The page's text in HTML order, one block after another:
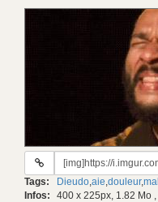
URL
gif:
Tags: Dieudo,aie,douleur,mal
Infos: 400 x 225px, 1.82 Mo ,